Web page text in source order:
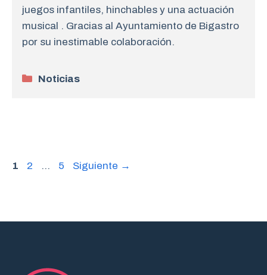
juegos infantiles, hinchables y una actuación
musical . Gracias al Ayuntamiento de Bigastro
por su inestimable colaboración.
Categorías
Noticias
Página
1 Página
2 … Página
5 Siguiente →